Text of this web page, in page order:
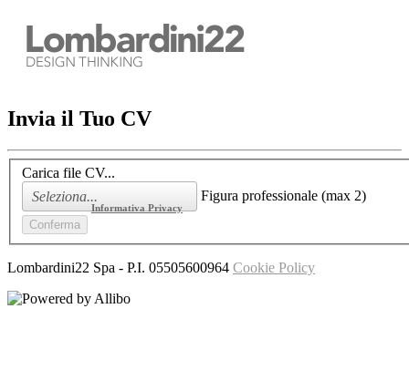
Invia il Tuo CV
Carica file CV...
Figura professionale (max 2)
Informativa Privacy
Lombardini22 Spa - P.I. 05505600964 Cookie Policy